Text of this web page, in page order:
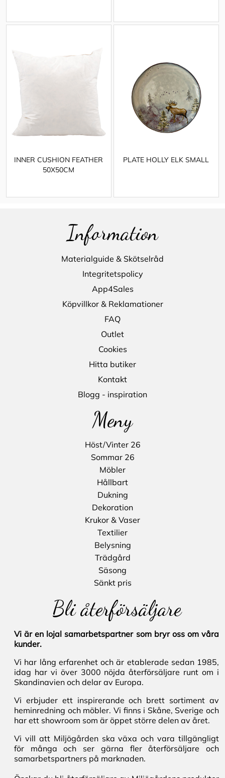
INNER CUSHION FEATHER
50X50CM
PLATE HOLLY ELK SMALL
Information
Materialguide & Skötselråd
Integritetspolicy
App4Sales
Köpvillkor & Reklamationer
FAQ
Outlet
Cookies
Hitta butiker
Kontakt
Blogg - inspiration
Meny
Höst/Vinter 26
Sommar 26
Möbler
Hållbart
Dukning
Dekoration
Krukor & Vaser
Textilier
Belysning
Trädgård
Säsong
Sänkt pris
Bli återförsäljare
Vi är en lojal samarbetspartner som bryr oss om våra
kunder.
Vi har lång erfarenhet och är etablerade sedan 1985,
idag har vi över 3000 nöjda återförsäljare runt om i
Skandinavien och delar av Europa.
Vi erbjuder ett inspirerande och brett sortiment av
heminredning och möbler. Vi finns i Skåne, Sverige och
har ett showroom som är öppet större delen av året.
Vi vill att Miljögården ska växa och vara tillgängligt
för många och ser gärna fler återförsäljare och
samarbetspartners på marknaden.